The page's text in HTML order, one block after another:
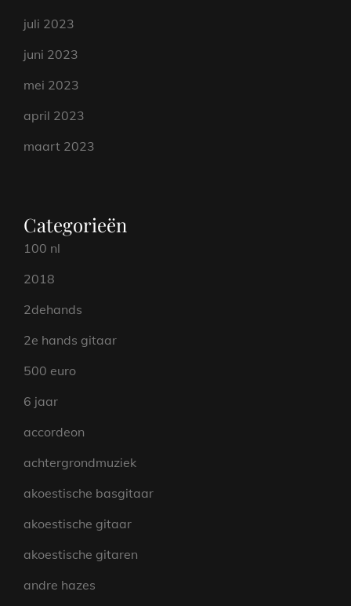
juli 2023
juni 2023
mei 2023
april 2023
maart 2023
Categorieën
100 nl
2018
2dehands
2e hands gitaar
500 euro
6 jaar
accordeon
achtergrondmuziek
akoestische basgitaar
akoestische gitaar
akoestische gitaren
andre hazes